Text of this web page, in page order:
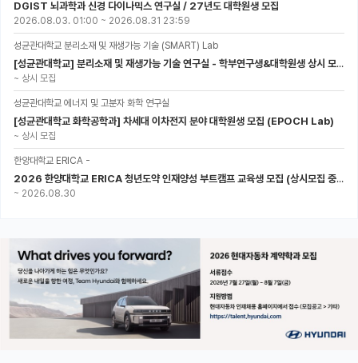
DGIST 뇌과학과 신경 다이나믹스 연구실 / 27년도 대학원생 모집
2026.08.03. 01:00 ~ 2026.08.31 23:59
성균관대학교 분리소재 및 재생가능 기술 (SMART) Lab
[성균관대학교] 분리소재 및 재생가능 기술 연구실 - 학부연구생&대학원생 상시 모집 (미래에너지공학과)
~ 상시 모집
성균관대학교 에너지 및 고분자 화학 연구실
[성균관대학교 화학공학과] 차세대 이차전지 분야 대학원생 모집 (EPOCH Lab)
~ 상시 모집
한양대학교 ERICA -
2026 한양대학교 ERICA 청년도약 인재양성 부트캠프 교육생 모집 (상시모집 중, 1차 마감 : ~8.30)
~ 2026.08.30